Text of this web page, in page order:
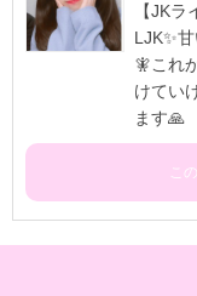
【JK
LJK✨
🧚‍これ
けてい
ます🙏
こ